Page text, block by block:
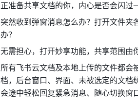
正准备共享文档的你，内心是否会闪
突然收到弹窗消息怎么办？打开文件夹
办？
无需担心，打开妙享功能，共享范围由
所有飞书云文档及本地上传的文件都
档，后台窗口、界面、未被选定的文档
会途中轻松回复紧急消息、随心切换窗